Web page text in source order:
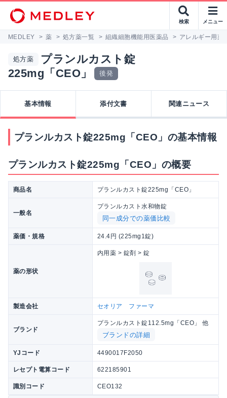
検索 メニュー
MEDLEY > 薬 > 処方薬一覧 > 組織細胞機能用医薬品 > アレルギー用薬
処方薬
プランルカスト錠
225mg「CEO」
後発
基本情報 添付文書 関連ニュース
プランルカスト錠225mg「CEO」の基本情報
プランルカスト錠225mg「CEO」の概要
商品名 プランルカスト錠225mg「CEO」
一般名
プランルカスト水和物錠
同一成分での薬価比較
薬価・規格 24.4円 (225mg1錠)
薬の形状
内用薬 > 錠剤 > 錠
製造会社 セオリア ファーマ
ブランド
プランルカスト錠112.5mg「CEO」 他
ブランドの詳細
YJコード 4490017F2050
レセプト電算コード 622185901
識別コード CEO132